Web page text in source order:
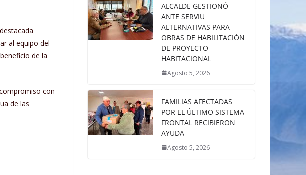
al equipo del
de la
con
de las
ALCALDE GESTIONÓ
ANTE SERVIU
ALTERNATIVAS PARA
OBRAS DE HABILITACIÓN
DE PROYECTO
HABITACIONAL
Agosto 5, 2026
FAMILIAS AFECTADAS
POR EL ÚLTIMO SISTEMA
FRONTAL RECIBIERON
AYUDA
Agosto 5, 2026